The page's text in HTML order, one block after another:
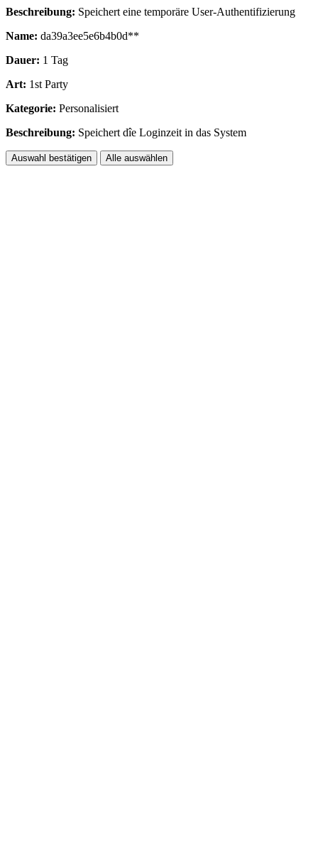
Beschreibung: Speichert eine temporäre User-Authentifizierung
Name: da39a3ee5e6b4b0d**
Dauer: 1 Tag
Art: 1st Party
Kategorie: Personalisiert
Beschreibung: Speichert dîe Loginzeit in das System
Auswahl bestätigen Alle auswählen